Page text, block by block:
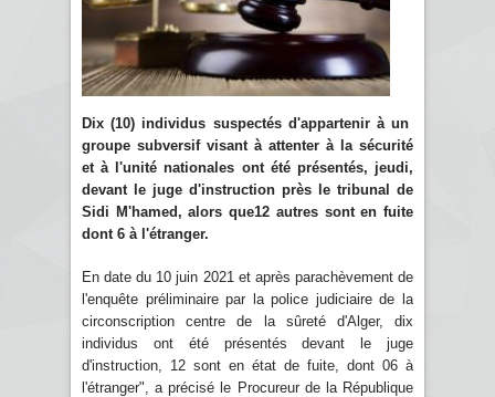
Dix (10) individus suspectés d'appartenir à un
groupe subversif visant à attenter à la sécurité
et à l'unité nationales ont été présentés, jeudi,
devant le juge d'instruction près le tribunal de
Sidi M'hamed, alors que12 autres sont en fuite
dont 6 à l'étranger.
En date du 10 juin 2021 et après parachèvement de
l'enquête préliminaire par la police judiciaire de la
circonscription centre de la sûreté d'Alger, dix
individus ont été présentés devant le juge
d'instruction, 12 sont en état de fuite, dont 06 à
l'étranger", a précisé le Procureur de la République